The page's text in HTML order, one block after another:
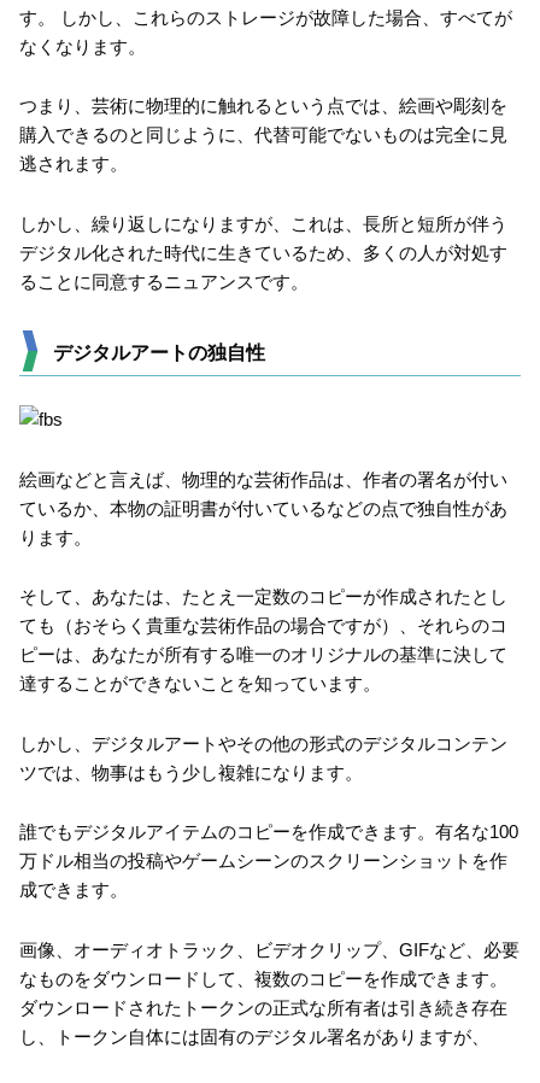
す。 しかし、これらのストレージが故障した場合、すべてが
なくなります。
つまり、芸術に物理的に触れるという点では、絵画や彫刻を
購入できるのと同じように、代替可能でないものは完全に見
逃されます。
しかし、繰り返しになりますが、これは、長所と短所が伴う
デジタル化された時代に生きているため、多くの人が対処す
ることに同意するニュアンスです。
デジタルアートの独自性
絵画などと言えば、物理的な芸術作品は、作者の署名が付い
ているか、本物の証明書が付いているなどの点で独自性があ
ります。
そして、あなたは、たとえ一定数のコピーが作成されたとし
ても（おそらく貴重な芸術作品の場合ですが）、それらのコ
ピーは、あなたが所有する唯一のオリジナルの基準に決して
達することができないことを知っています。
しかし、デジタルアートやその他の形式のデジタルコンテン
ツでは、物事はもう少し複雑になります。
誰でもデジタルアイテムのコピーを作成できます。有名な100
万ドル相当の投稿やゲームシーンのスクリーンショットを作
成できます。
画像、オーディオトラック、ビデオクリップ、GIFなど、必要
なものをダウンロードして、複数のコピーを作成できます。
ダウンロードされたトークンの正式な所有者は引き続き存在
し、トークン自体には固有のデジタル署名がありますが、